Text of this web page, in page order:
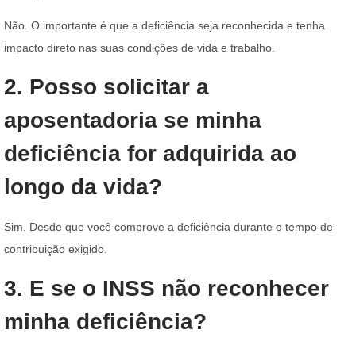
Não. O importante é que a deficiência seja reconhecida e tenha
impacto direto nas suas condições de vida e trabalho.
2. Posso solicitar a
aposentadoria se minha
deficiência for adquirida ao
longo da vida?
Sim. Desde que você comprove a deficiência durante o tempo de
contribuição exigido.
3. E se o INSS não reconhecer
minha deficiência?